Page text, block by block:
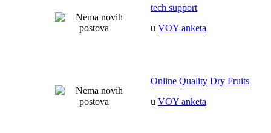
tech support
u VOY anketa
Online Quality Dry Fruits
u VOY anketa